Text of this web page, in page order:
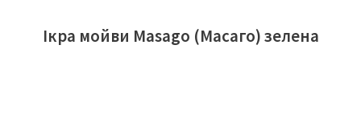
Ікра мойви Masago (Масаго) зелена